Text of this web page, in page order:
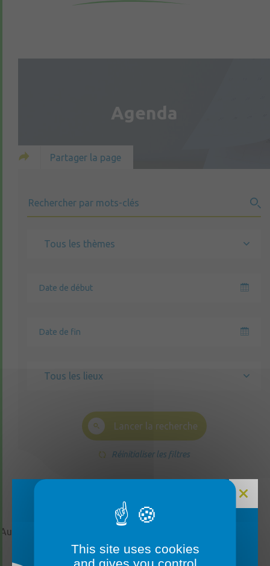
Agenda
Partager la page
Tous les thèmes
Tous les lieux
Lancer la recherche
Réinitialiser les filtres
Aucun événement trouvé
This site uses cookies